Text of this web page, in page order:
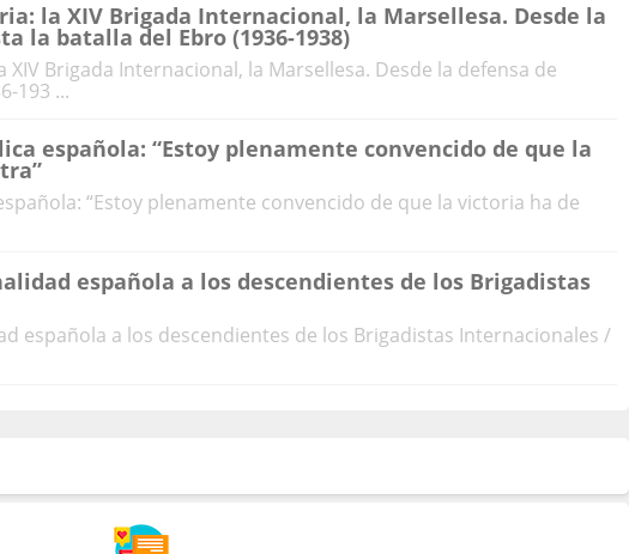
la XIV Brigada Internacional, la Marsellesa. Desde la
la batalla del Ebro (1936-1938)
Brigada Internacional, la Marsellesa. Desde la defensa de
193 ...
española: “Estoy plenamente convencido de que la
“Estoy plenamente convencido de que la victoria ha de
española a los descendientes de los Brigadistas
española a los descendientes de los Brigadistas Internacionales /